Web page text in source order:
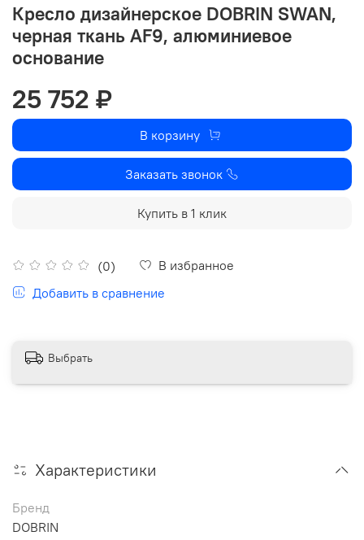
Кресло дизайнерское DOBRIN SWAN,
черная ткань AF9, алюминиевое
основание
(0)
В избранное
Добавить в сравнение
25 752 ₽
В корзину
Заказать звонок
Купить в 1 клик
Выбрать
Характеристики
Бренд
DOBRIN